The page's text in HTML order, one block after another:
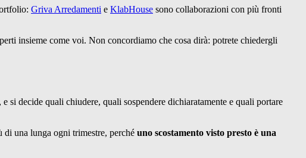
Griva Arredamenti e KlabHouse sono collaborazioni con più fronti
insieme come voi. Non concordiamo che cosa dirà: potrete chiedergli
si decide quali chiudere, quali sospendere dichiaratamente e quali portare
una lunga ogni trimestre, perché uno scostamento visto presto è una